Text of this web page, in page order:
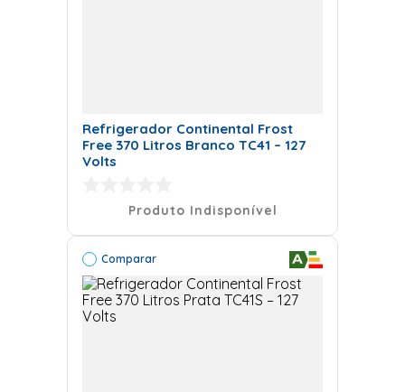
Refrigerador Continental Frost
Free 370 Litros Branco TC41 – 127
Volts
Produto Indisponível
Comparar